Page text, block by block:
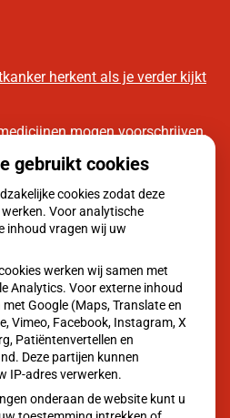
herkent als je verder kijkt
mogen voorschrijven,
kabinet omhoog
vergeten ziekte meer: aantal
gespecialiseerde
de dokter?
gebruikt cookies
cookies zodat deze
Voor analytische
inhoud vragen wij uw
werken wij samen met
Analytics. Voor externe inhoud
Google (Maps, Translate en
Vimeo, Facebook, Instagram, X
Patiëntenvertellen en
Deze partijen kunnen
IP-adres verwerken.
onderaan de website kunt u